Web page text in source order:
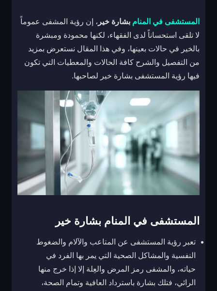
المستشفى في المنام بشارة خير ، إن رؤية المشفى عموماً
لا تلقى استحساناً لدى الفقهاء، لكنها محمودة ومبشرة
بالخير في حالات بعينها، وفي هذا المقال نستعرض بمزيد
من التفصيل والشرح كافة الحالات والمعطيات التي تكون
فيها رؤية المستشفى بشارة خير لصاحبها.
المستشفى في المنام بشارة خير
تعبر رؤية المستشفى عن المتاعب والآلام والضغوط
النفسية والمشاكل الصحية التي يمر بها الفرد في
حياته، والمشفى رمز المرض والعِلة إلا إذا خرج منها
الرائي، فتلك بشارة باسترداد العافية وتمام الصحة،